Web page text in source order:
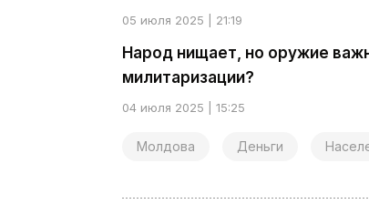
05 июля 2025 | 21:19
Народ нищает, но оружие
милитаризации?
04 июля 2025 | 15:25
Молдова Деньги